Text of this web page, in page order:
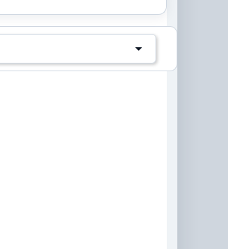
